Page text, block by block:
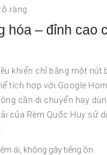
ràng.
hóa – đỉnh cao
khiển chỉ bằng một nút
tích hợp với Google
cần di chuyển hay
của Rèm Quốc Huy sử
ái, không gây tiếng ồn